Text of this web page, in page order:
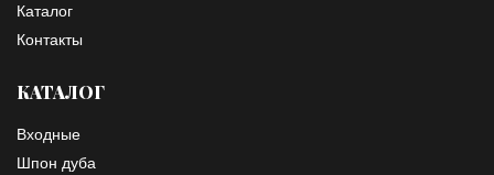
Каталог
Контакты
КАТАЛОГ
Входные
Шпон дуба